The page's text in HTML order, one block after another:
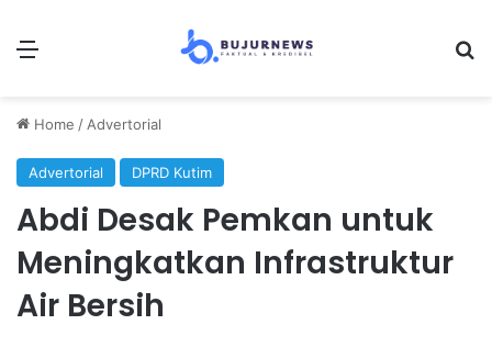
Menu
Home / Advertorial
Advertorial DPRD Kutim
Abdi Desak Pemkan untuk
Meningkatkan Infrastruktur
Air Bersih